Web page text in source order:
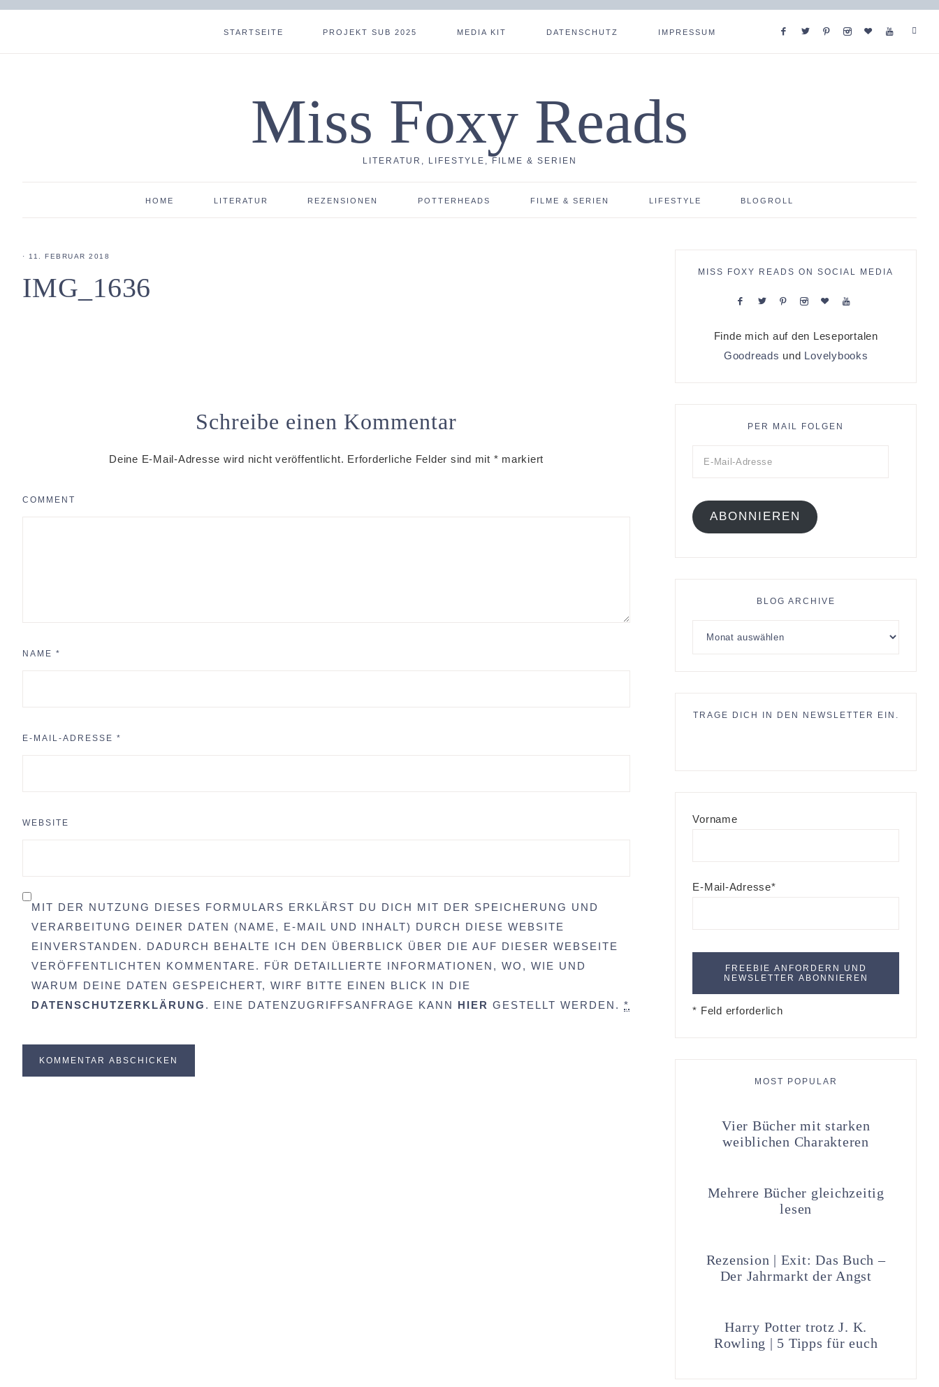
STARTSEITE PROJEKT SUB 2025 MEDIA KIT DATENSCHUTZ IMPRESSUM
Miss Foxy Reads
LITERATUR, LIFESTYLE, FILME & SERIEN
HOME LITERATUR REZENSIONEN POTTERHEADS FILME & SERIEN LIFESTYLE BLOGROLL
· 11. FEBRUAR 2018
IMG_1636
Schreibe einen Kommentar
Deine E-Mail-Adresse wird nicht veröffentlicht. Erforderliche Felder sind mit * markiert
COMMENT
NAME *
E-MAIL-ADRESSE *
WEBSITE
MIT DER NUTZUNG DIESES FORMULARS ERKLÄRST DU DICH MIT DER SPEICHERUNG UND
VERARBEITUNG DEINER DATEN (NAME, E-MAIL UND INHALT) DURCH DIESE WEBSITE
EINVERSTANDEN. DADURCH BEHALTE ICH DEN ÜBERBLICK ÜBER DIE AUF DIESER WEBSEITE
VERÖFFENTLICHTEN KOMMENTARE. FÜR DETAILLIERTE INFORMATIONEN, WO, WIE UND
WARUM DEINE DATEN GESPEICHERT, WIRF BITTE EINEN BLICK IN DIE
DATENSCHUTZERKLÄRUNG . EINE DATENZUGRIFFSANFRAGE KANN HIER GESTELLT WERDEN. *
MISS FOXY READS ON SOCIAL MEDIA
Finde mich auf den Leseportalen
Goodreads und Lovelybooks
PER MAIL FOLGEN
ABONNIEREN
BLOG ARCHIVE
TRAGE DICH IN DEN NEWSLETTER EIN.
Vorname
E-Mail-Adresse*
* Feld erforderlich
MOST POPULAR
Vier Bücher mit starken
weiblichen Charakteren
Mehrere Bücher gleichzeitig
lesen
Rezension | Exit: Das Buch –
Der Jahrmarkt der Angst
Harry Potter trotz J. K.
Rowling | 5 Tipps für euch